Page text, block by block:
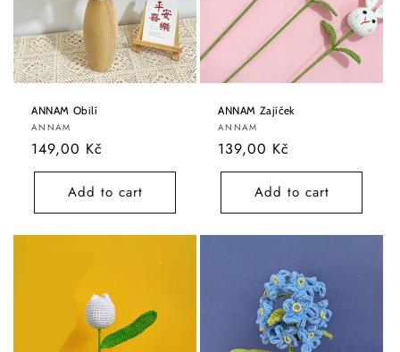
ANNAM Obilí
Vendor:
ANNAM
Regular
price
149,00 Kč
Add to cart
ANNAM Zajíček
Vendor:
ANNAM
Regular
price
139,00 Kč
Add to cart